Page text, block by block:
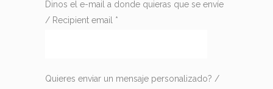
Dinos el e-mail a donde quieras que se envíe
/ Recipient email *
Quieres enviar un mensaje personalizado? /